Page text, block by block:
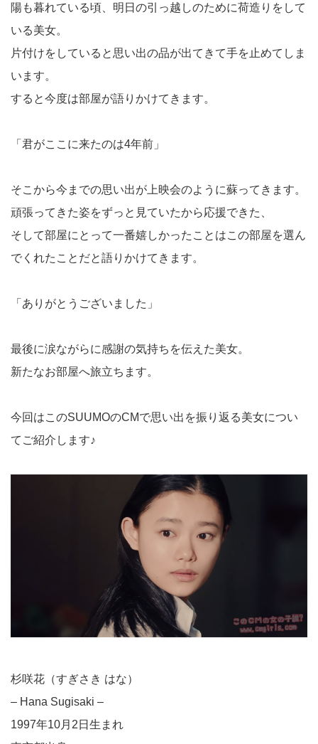
陽も暮れている頃、明日の引っ越しのために荷造りをして
いる美女。
片付けをしていると思い出の品が出てきて手を止めてしま
います。
すると今度は部屋が語りかけてきます。
「君がここに来たのは4年前」
そこから今までの思い出が上映会のように蘇ってきます。
頑張ってきた姿をずっと見ていたから応援できた、
そして部屋にとって一番嬉しかったことはこの部屋を選ん
でくれたことだと語りかけてきます。
「ありがとうございました」
最後に涙ながらに感謝の気持ちを伝えた美女。
新たなお部屋へ旅立ちます。
今回はこのSUUMOのCMで思い出を振り返る美女につい
てご紹介します♪
杉咲花（すぎさき はな）
– Hana Sugisaki –
1997年10月2日生まれ